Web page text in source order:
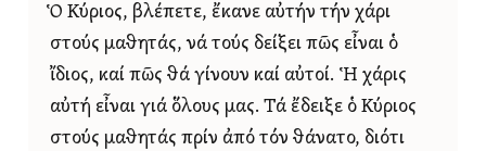
Ὁ Κύριος, βλέπετε, ἔκανε αὐτήν τήν χάρι
στούς μαθητάς, νά τούς δείξει πῶς εἶναι ὁ
ἴδιος, καί πῶς θά γίνουν καί αὐτοί. Ἡ χάρις
αὐτή εἶναι γιά ὅλους μας. Τά ἔδειξε ὁ Κύριος
στούς μαθητάς πρίν ἀπό τόν θάνατο, διότι